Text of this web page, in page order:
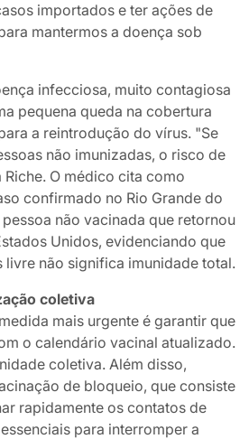
importados e ter ações de
mantermos a doença sob
infecciosa, muito contagiosa
pequena queda na cobertura
a reintrodução do vírus. "Se
não imunizadas, o risco de
O médico cita como
confirmado no Rio Grande do
não vacinada que retornou
Unidos, evidenciando que
não significa imunidade total.
coletiva
mais urgente é garantir que
o calendário vacinal atualizado.
coletiva. Além disso,
de bloqueio, que consiste
rapidamente os contatos de
para interromper a